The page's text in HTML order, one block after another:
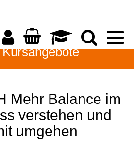
Mehr Balance im
verstehen und
umgehen